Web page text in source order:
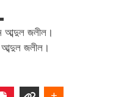
আব্দুল জলীল।
আব্দুল জলীল।